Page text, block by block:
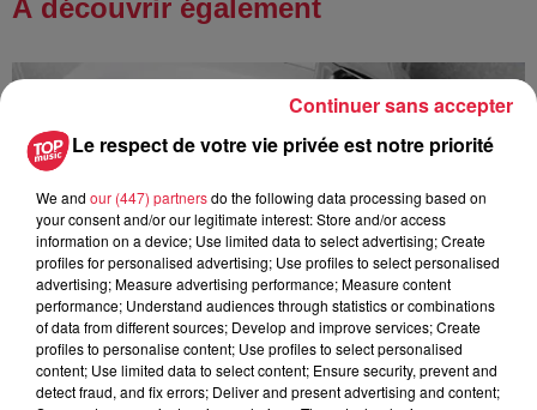
À découvrir également
Le respect de votre vie privée est notre priorité
We and our (447) partnersdo the following data processing based on
your consent and/or our legitimate interest: Store and/or access
information on a device; Use limited data to select advertising; Create
profiles for personalised advertising; Use profiles to select personalised
advertising; Measure advertising performance; Measure content
performance; Understand audiences through statistics or combinations
of data from different sources; Develop and improve services; Create
profiles to personalise content; Use profiles to select personalised
content; Use limited data to select content; Ensure security, prevent and
detect fraud, and fix errors; Deliver and present advertising and content;
Continuer sans accepter